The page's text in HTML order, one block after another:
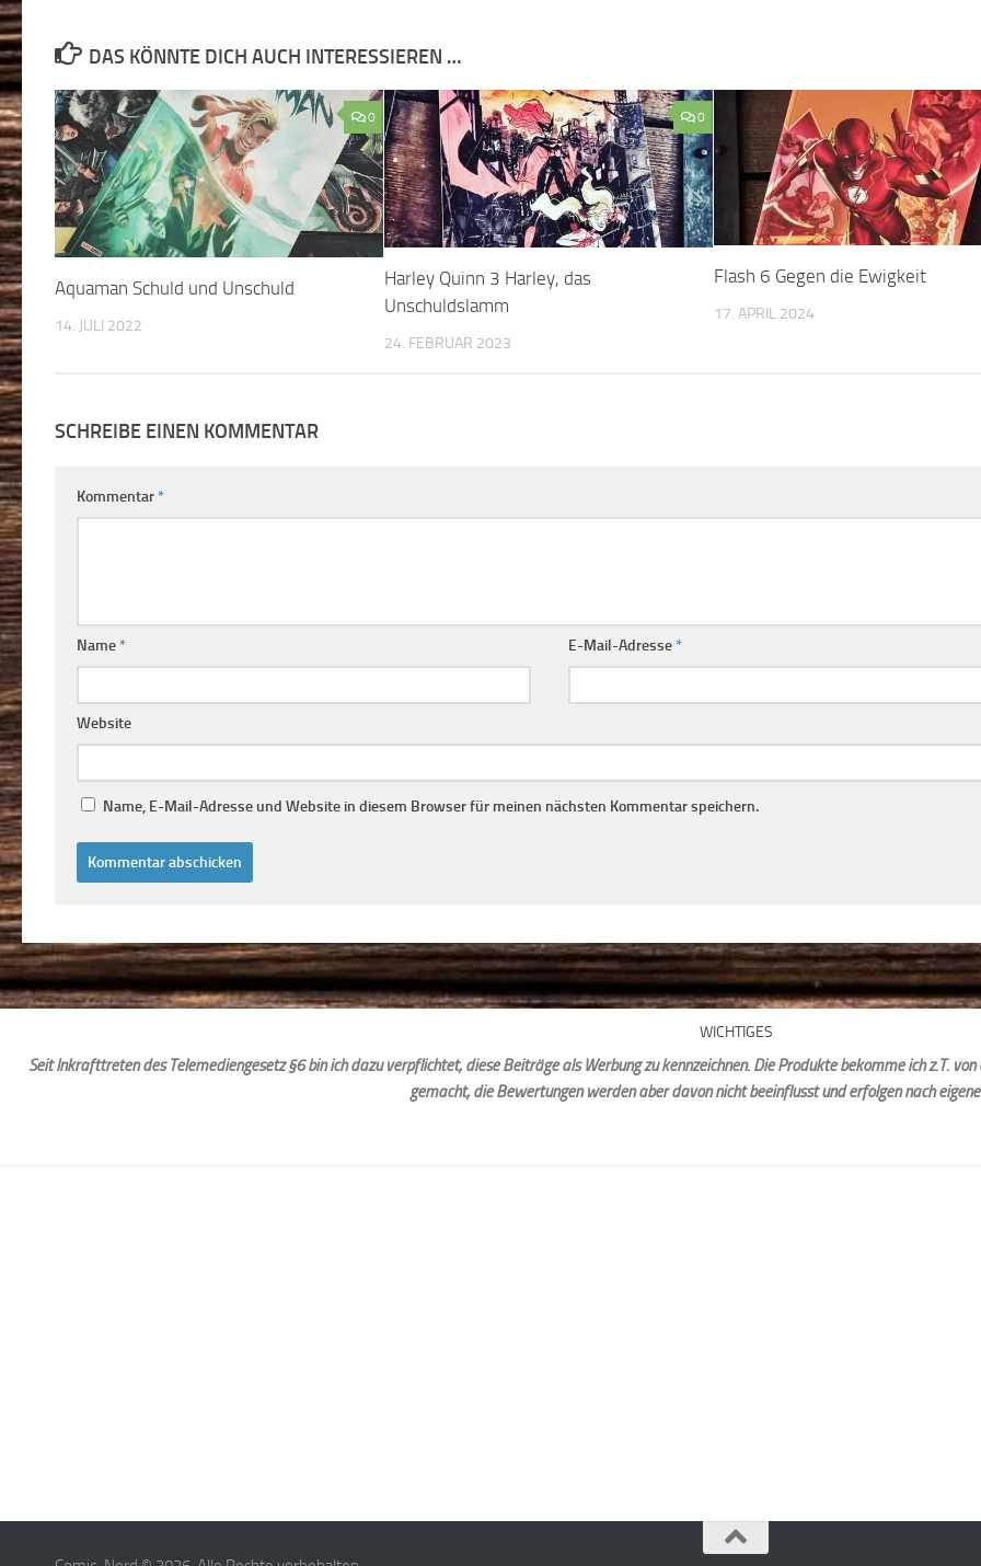
DAS KÖNNTE DICH AUCH INTERESSIEREN …
0
Aquaman Schuld und Unschuld
14. JULI 2022
0
Harley Quinn 3 Harley, das
Unschuldslamm
24. FEBRUAR 2023
Flash 6 Gegen die Ewigkeit
17. APRIL 2024
SCHREIBE EINEN KOMMENTAR
Kommentar*
Name* E-Mail-Adresse*
Website
Name, E-Mail-Adresse und Website in diesem Browser für meinen nächsten Kommentar speichern.
WICHTIGES
Seit Inkrafttreten des Telemediengesetz §6 bin ich dazu verpflichtet, diese Beiträge als Werbung zu kennzeichnen. Die Produkte bekomme ich z.T.
gemacht, die Bewertungen werden aber davon nicht beeinflusst und erfolgen nach